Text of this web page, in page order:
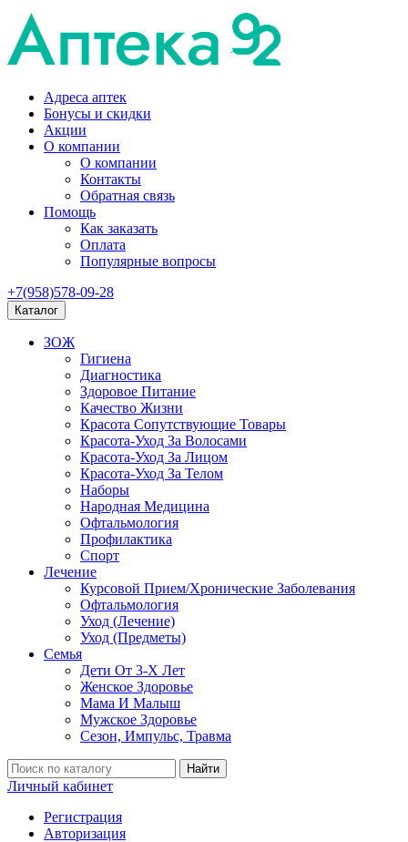
Адреса аптек
Бонусы и скидки
Акции
О компании
О компании
Контакты
Обратная связь
Помощь
Как заказать
Оплата
Популярные вопросы
+7(958)578-09-28
Каталог
ЗОЖ
Гигиена
Диагностика
Здоровое Питание
Качество Жизни
Красота Сопутствующие Товары
Красота-Уход За Волосами
Красота-Уход За Лицом
Красота-Уход За Телом
Наборы
Народная Медицина
Офтальмология
Профилактика
Спорт
Лечение
Курсовой Прием/Хронические Заболевания
Офтальмология
Уход (Лечение)
Уход (Предметы)
Семья
Дети От 3-Х Лет
Женское Здоровье
Мама И Малыш
Мужское Здоровье
Сезон, Импульс, Травма
Найти
Личный кабинет
Регистрация
Авторизация